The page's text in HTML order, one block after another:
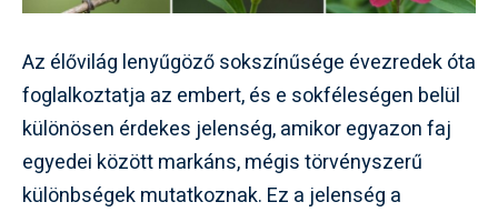
Az élővilág lenyűgöző sokszínűsége évezredek óta
foglalkoztatja az embert, és e sokféleségen belül
különösen érdekes jelenség, amikor egyazon faj
egyedei között markáns, mégis törvényszerű
különbségek mutatkoznak. Ez a jelenség a